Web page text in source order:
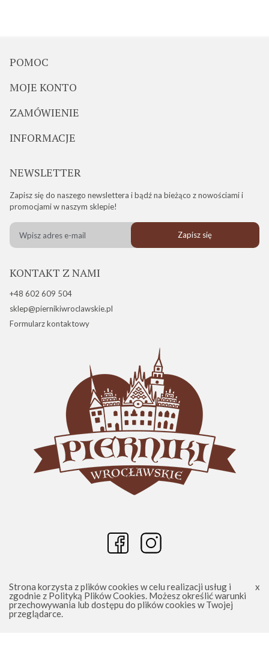
Strona korzysta z plików cookies w celu realizacji usług i
zgodnie z Polityką Plików Cookies. Możesz określić warunki
przechowywania lub dostępu do plików cookies w Twojej
przeglądarce.
POMOC
MOJE KONTO
ZAMÓWIENIE
INFORMACJE
NEWSLETTER
Zapisz się do naszego newslettera i bądź na bieżąco z nowościami i
promocjami w naszym sklepie!
Zapisz się
KONTAKT Z NAMI
+48 602 609 504
sklep@piernikiwroclawskie.pl
Formularz kontaktowy
Wrocławskie Pierniki - Piernikowe Dekoracje 2025